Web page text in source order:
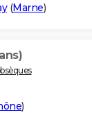
(Marne)
)